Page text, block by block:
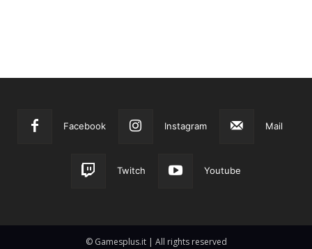
Facebook Instagram Mail
Twitch Youtube
© Gamesplus.it | All rights reserved